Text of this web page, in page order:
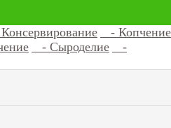
- Копчение
- Сыроделие
-